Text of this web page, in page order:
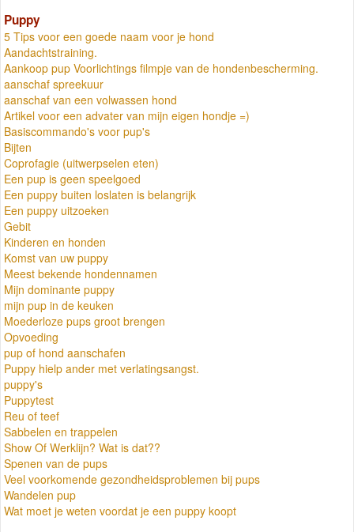
Puppy
5 Tips voor een goede naam voor je hond
Aandachtstraining.
Aankoop pup Voorlichtings filmpje van de hondenbescherming.
aanschaf spreekuur
aanschaf van een volwassen hond
Artikel voor een advater van mijn eigen hondje =)
Basiscommando's voor pup's
Bijten
Coprofagie (uitwerpselen eten)
Een pup is geen speelgoed
Een puppy buiten loslaten is belangrijk
Een puppy uitzoeken
Gebit
Kinderen en honden
Komst van uw puppy
Meest bekende hondennamen
Mijn dominante puppy
mijn pup in de keuken
Moederloze pups groot brengen
Opvoeding
pup of hond aanschafen
Puppy hielp ander met verlatingsangst.
puppy's
Puppytest
Reu of teef
Sabbelen en trappelen
Show Of Werklijn? Wat is dat??
Spenen van de pups
Veel voorkomende gezondheidsproblemen bij pups
Wandelen pup
Wat moet je weten voordat je een puppy koopt